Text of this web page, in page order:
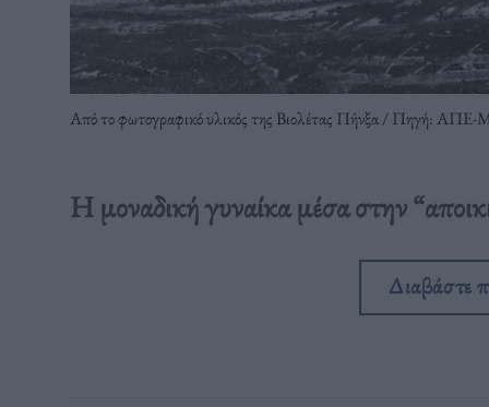
Από το φωτογραφικό υλικός της Βιολέτας Πήνξα / Πηγή:
Η μοναδική γυναίκα μέσα στην
Διαβάστε